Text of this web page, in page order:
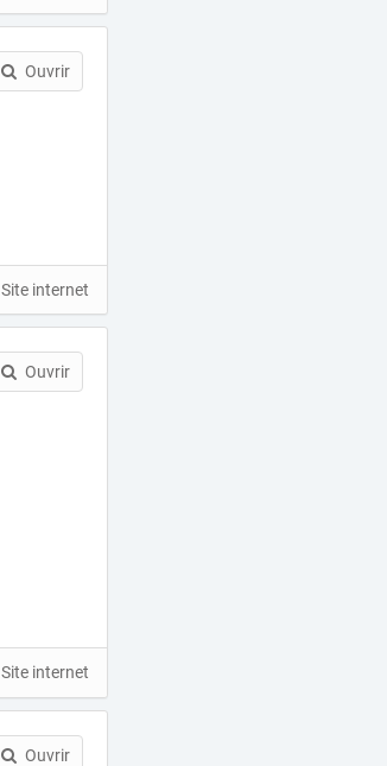
Ouvrir
Site internet
Ouvrir
Site internet
Ouvrir